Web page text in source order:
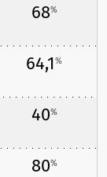
68%
64,1%
40%
80%